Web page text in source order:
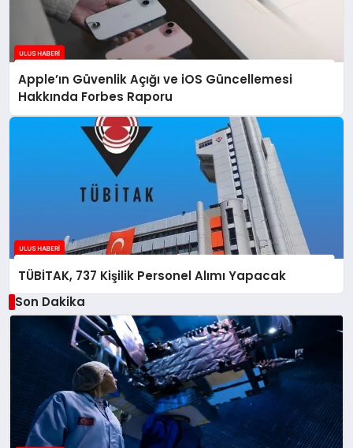
Apple’ın Güvenlik Açığı ve iOS Güncellemesi
Hakkında Forbes Raporu
TÜBİTAK, 737 Kişilik Personel Alımı Yapacak
Son Dakika